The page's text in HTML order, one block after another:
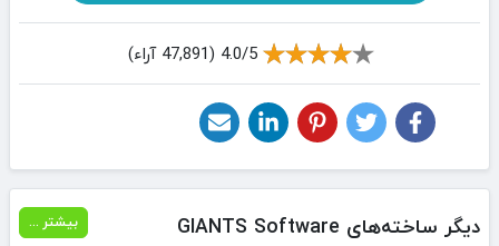
4.0/5 (47,891 آراء)
دیگر ساخته‌های GIANTS Software بیشتر ...